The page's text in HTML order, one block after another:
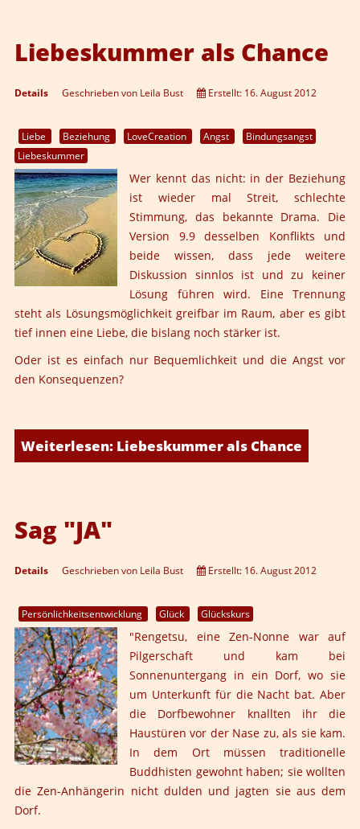
Liebeskummer als Chance
Details Geschrieben von Leila Bust Erstellt: 16. August 2012
Liebe Beziehung LoveCreation Angst
Bindungsangst
Liebeskummer
Wer kennt das nicht: in der Beziehung
ist wieder mal Streit, schlechte
Stimmung, das bekannte Drama. Die
Version 9.9 desselben Konflikts und
beide wissen, dass jede weitere
Diskussion sinnlos ist und zu keiner
Lösung führen wird. Eine Trennung
steht als Lösungsmöglichkeit greifbar im Raum, aber es gibt
tief innen eine Liebe, die bislang noch stärker ist.
Oder ist es einfach nur Bequemlichkeit und die Angst vor
den Konsequenzen?
Weiterlesen: Liebeskummer als Chance
Sag "JA"
Details Geschrieben von Leila Bust Erstellt: 16. August 2012
Persönlichkeitsentwicklung Glück Glückskurs
"Rengetsu, eine Zen-Nonne war auf
Pilgerschaft und kam bei
Sonnenuntergang in ein Dorf, wo sie
um Unterkunft für die Nacht bat. Aber
die Dorfbewohner knallten ihr die
Haustüren vor der Nase zu, als sie kam.
In dem Ort müssen traditionelle
Buddhisten gewohnt haben; sie wollten
die Zen-Anhängerin nicht dulden und jagten sie aus dem
Dorf.